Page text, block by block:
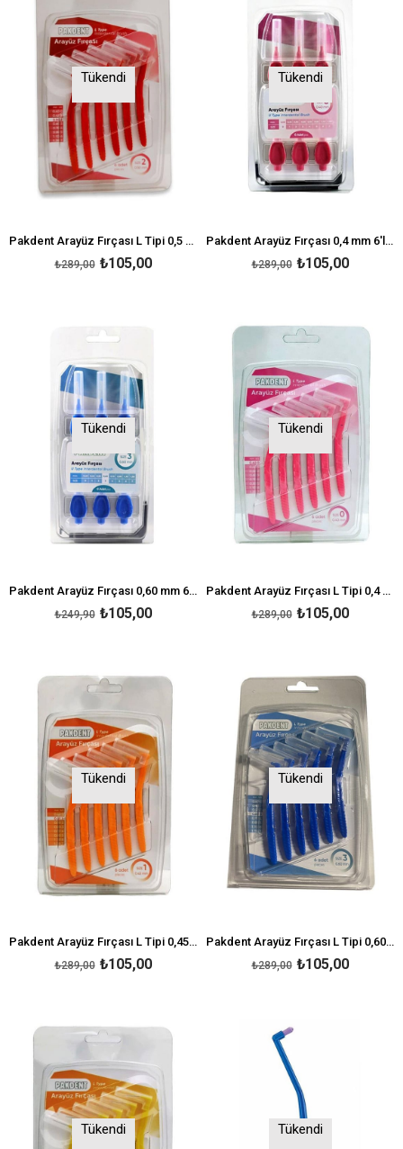
Tükendi
Pakdent Arayüz Fırçası L Tipi 0,5 mm 6'lı - Kırmızı
₺105,00
₺289,00
Tükendi
Pakdent Arayüz Fırçası 0,4 mm 6'lı - Pembe
₺105,00
₺289,00
Tükendi
Pakdent Arayüz Fırçası 0,60 mm 6'lı - Mavi
₺105,00
₺249,90
Tükendi
Pakdent Arayüz Fırçası L Tipi 0,4 mm 6'lı - Pembe
₺105,00
₺289,00
Tükendi
Pakdent Arayüz Fırçası L Tipi 0,45 mm 6'lı - Turuncu
₺105,00
₺289,00
Tükendi
Pakdent Arayüz Fırçası L Tipi 0,60 mm 6'lı - Mavi
₺105,00
₺289,00
Tükendi Tükendi